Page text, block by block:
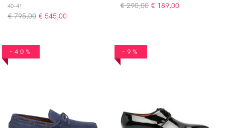
40-41
€ 795,00 € 545,00
€ 290,00 € 189,00
-40% -9%